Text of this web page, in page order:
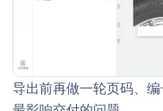
导出前再做一轮页码、